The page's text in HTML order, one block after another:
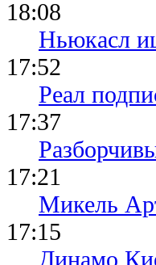
18:08
Ньюкасл
17:52
Реал
17:37
17:21
Микель
17:15
Динамо